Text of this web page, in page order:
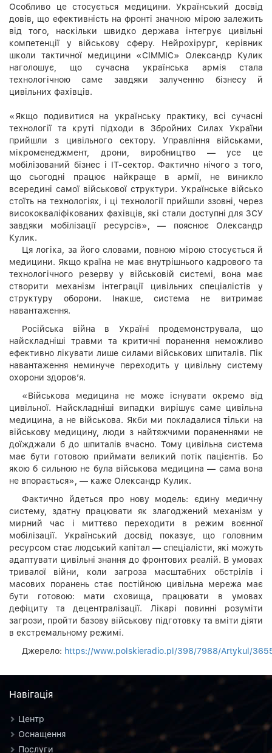
Особливо це стосується медицини. Український досвід
довів, що ефективність на фронті значною мірою залежить
від того, наскільки швидко держава інтегрує цивільні
компетенції у військову сферу. Нейрохірург, керівник
школи тактичної медицини «CIMMIC» Олександр Кулик
наголошує, що сучасна українська армія стала
технологічною саме завдяки залученню бізнесу й
цивільних фахівців.
«Якщо подивитися на українську практику, всі сучасні
технології та круті підходи в Збройних Силах України
прийшли з цивільного сектору. Управління військами,
мікроменеджмент, дрони, виробництво — усе це
мобілізований бізнес і IT-сектор. Фактично нічого з того,
що сьогодні працює найкраще в армії, не виникло
всередині самої військової структури. Українське військо
стоїть на технологіях, і ці технології прийшли ззовні, через
висококваліфікованих фахівців, які стали доступні для ЗСУ
завдяки мобілізації ресурсів», — пояснює Олександр
Кулик.
Ця логіка, за його словами, повною мірою стосується й
медицини. Якщо країна не має внутрішнього кадрового та
технологічного резерву у військовій системі, вона має
створити механізм інтеграції цивільних спеціалістів у
структуру оборони. Інакше, система не витримає
навантаження.
Російська війна в Україні продемонструвала, що
найскладніші травми та критичні поранення неможливо
ефективно лікувати лише силами військових шпиталів. Пік
навантаження неминуче переходить у цивільну систему
охорони здоров’я.
«Військова медицина не може існувати окремо від
цивільної. Найскладніші випадки вирішує саме цивільна
медицина, а не військова. Якби ми покладалися тільки на
військову медицину, люди з найтяжчими пораненнями не
доїжджали б до шпиталів вчасно. Тому цивільна система
має бути готовою приймати великий потік пацієнтів. Бо
якою б сильною не була військова медицина — сама вона
не впорається», — каже Олександр Кулик.
Фактично йдеться про нову модель: єдину медичну
систему, здатну працювати як злагоджений механізм у
мирний час і миттєво переходити в режим воєнної
мобілізації. Український досвід показує, що головним
ресурсом стає людський капітал — спеціалісти, які можуть
адаптувати цивільні знання до фронтових реалій. В умовах
тривалої війни, коли загроза масштабних обстрілів і
масових поранень стає постійною цивільна мережа має
бути готовою: мати сховища, працювати в умовах
дефіциту та децентралізації. Лікарі повинні розуміти
загрози, пройти базову військову підготовку та вміти діяти
в екстремальному режимі.
Джерело: https://www.polskieradio.pl/398/7988/Artykul/
Навiгацiя
Центр
Оснащення
Послуги